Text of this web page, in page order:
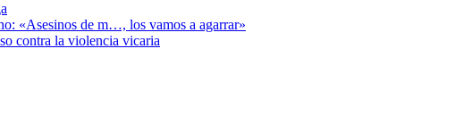
«Asesinos de m…, los vamos a agarrar»
contra la violencia vicaria